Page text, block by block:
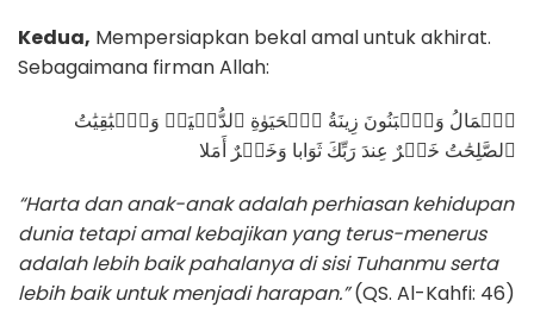
Kedua, Mempersiapkan bekal amal untuk akhirat.
Sebagaimana firman Allah:
ٱلۡمَالُ وَٱلۡبَنُونَ زِينَةُ ٱلۡحَيَوٰةِ ٱلدُّنۡيَاۖ وَٱلۡبَٰقِيَٰتُ
ٱلصَّلِحَٰتُ خَيۡرٌ عِندَ رَبِّكَ ثَوَابا وَخَيۡرٌ أَمَلا
“Harta dan anak-anak adalah perhiasan kehidupan
dunia tetapi amal kebajikan yang terus-menerus
adalah lebih baik pahalanya di sisi Tuhanmu serta
lebih baik untuk menjadi harapan.”(QS. Al-Kahfi: 46)